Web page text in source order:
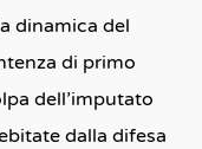
dinamica del
di primo
dell’imputato
dalla difesa